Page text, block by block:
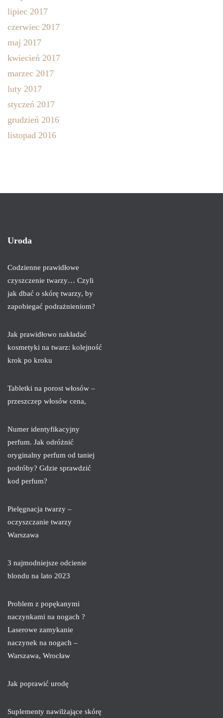
lipiec 2017
czerwiec 2017
maj 2017
kwiecień 2017
marzec 2017
luty 2017
styczeń 2017
grudzień 2016
listopad 2016
Uroda
Codzienne prawidłowe
czyszczenie twarzy… Czyli
jak dbać o skórę twarzy, by
zapobiegać podrażnieniom?
Jak prawidłowo nakładać
kosmetyki na twarz: kolejność
krok po kroku
Tabletki na porost włosów –
przeszczep włosów cena,
Numer identyfikacyjny
perfum. Jak odróżnić
oryginalny perfum od taniej
podróby? Gdzie sprawdzić
kod perfum?
Pielęgnacja twarzy –
oczyszczanie twarzy
Warszawa
3 najmodniejsze odcienie
blondu na lato 2023
Problem z popękanymi
naczynkami na nogach ?
Laserowe zamykanie
naczynek na nogach –
Warszawa, Wrocław
Jak poprawić urodę
Suplementy nawilżające skórę